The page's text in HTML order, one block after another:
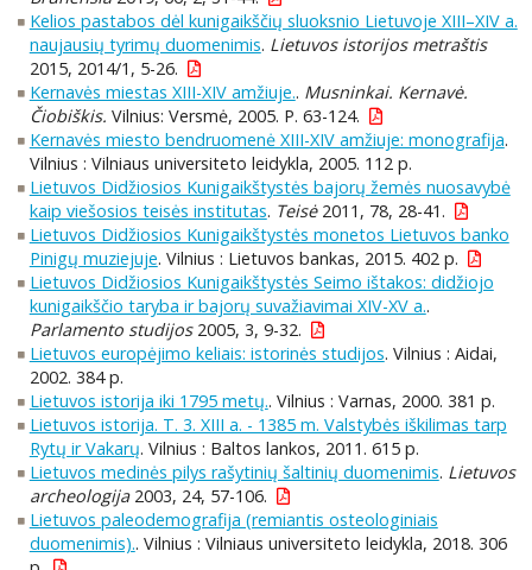
Kelios pastabos dėl kunigaikščių sluoksnio Lietuvoje XIII–XIV a.
naujausių tyrimų duomenimis. Lietuvos istorijos metraštis
2015, 2014/1, 5-26.
Kernavės miestas XIII-XIV amžiuje.. Musninkai. Kernavė.
Čiobiškis. Vilnius: Versmė, 2005. P. 63-124.
Kernavės miesto bendruomenė XIII-XIV amžiuje: monografija.
Vilnius : Vilniaus universiteto leidykla, 2005. 112 p.
Lietuvos Didžiosios Kunigaikštystės bajorų žemės nuosavybė
kaip viešosios teisės institutas. Teisė2011, 78, 28-41.
Lietuvos Didžiosios Kunigaikštystės monetos Lietuvos banko
Pinigų muziejuje. Vilnius : Lietuvos bankas, 2015. 402 p.
Lietuvos Didžiosios Kunigaikštystės Seimo ištakos: didžiojo
kunigaikščio taryba ir bajorų suvažiavimai XIV-XV a..
Parlamento studijos2005, 3, 9-32.
Lietuvos europėjimo keliais: istorinės studijos. Vilnius : Aidai,
2002. 384 p.
Lietuvos istorija iki 1795 metų.. Vilnius : Varnas, 2000. 381 p.
Lietuvos istorija. T. 3. XIII a. - 1385 m. Valstybės iškilimas tarp
Rytų ir Vakarų. Vilnius : Baltos lankos, 2011. 615 p.
Lietuvos medinės pilys rašytinių šaltinių duomenimis. Lietuvos
archeologija2003, 24, 57-106.
Lietuvos paleodemografija (remiantis osteologiniais
duomenimis).. Vilnius : Vilniaus universiteto leidykla, 2018. 306